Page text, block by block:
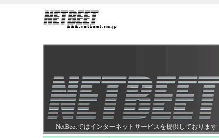
NetBeetではインターネットサービスを提供しております